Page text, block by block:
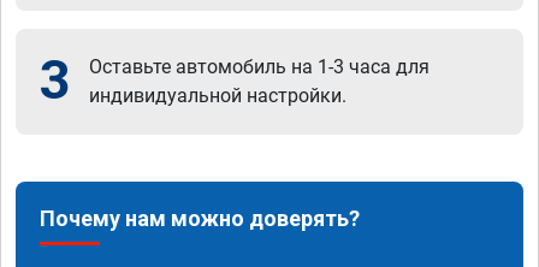
3
Оставьте автомобиль на 1-3 часа для
индивидуальной настройки.
Почему нам можно доверять?